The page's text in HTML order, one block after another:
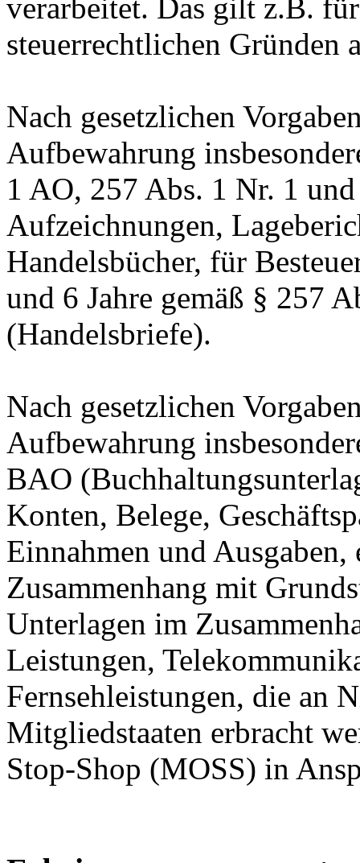
verarbeitet. Das gilt z.B.
steuerrechtlichen Gründen
Nach gesetzlichen
Aufbewahrung
1 AO, 257 Abs. 1 Nr. 1
Aufzeichnungen,
Handelsbücher, für
und 6 Jahre gemäß § 257
(Handelsbriefe).
Nach gesetzlichen
Aufbewahrung
BAO
Konten, Belege,
Einnahmen und
Zusammenhang mit
Unterlagen im
Leistungen,
Fernsehleistungen, die an
Mitgliedstaaten erbracht
Stop-Shop (MOSS) in